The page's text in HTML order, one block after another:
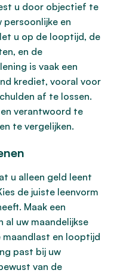
u door objectief te
en
u op de looptijd, de
en de
is vaak een
krediet, vooral voor
af te lossen.
verantwoord te
te vergelijken.
u alleen geld leent
de juiste leenvorm
Maak een
uw maandelijkse
maandlast en looptijd
past bij uw
van de